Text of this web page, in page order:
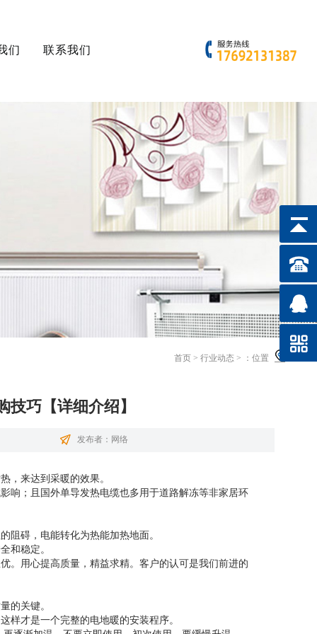
们 联系我们
首页 >行业动态 > ：位置
巧【详细介绍】
发布者：网络
，来达到 采暖的效果。
响；且国外单导发热电缆也多用于道路解冻等非家居环
阻碍，电能转化为热能加热地面。
和稳定。
。用心提高质量，精益求精。客户的认可是我们前进的
的关键。
才是一个完整的电地暖的安装程序。